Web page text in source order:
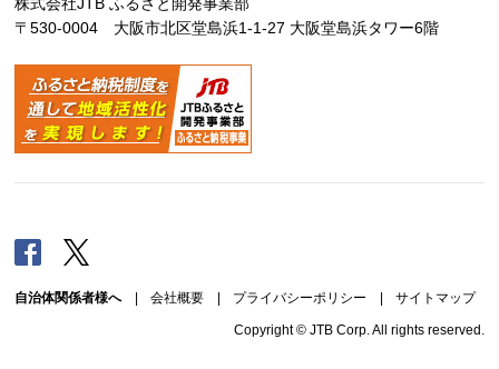
株式会社JTB ふるさと開発事業部
〒530-0004 大阪市北区堂島浜1-1-27 大阪堂島浜タワー6階
Facebook
自治体関係者様へ| 会社概要 プライバシーポリシー サイトマップ
Copyright © JTB Corp. All rights reserved.